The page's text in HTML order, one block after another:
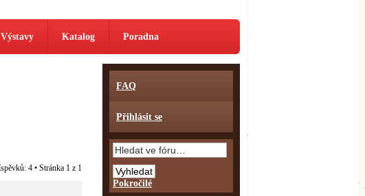
Výstavy Katalog Poradna
4 • Stránka 1 z 1
FAQ
Přihlásit se
Pokročilé